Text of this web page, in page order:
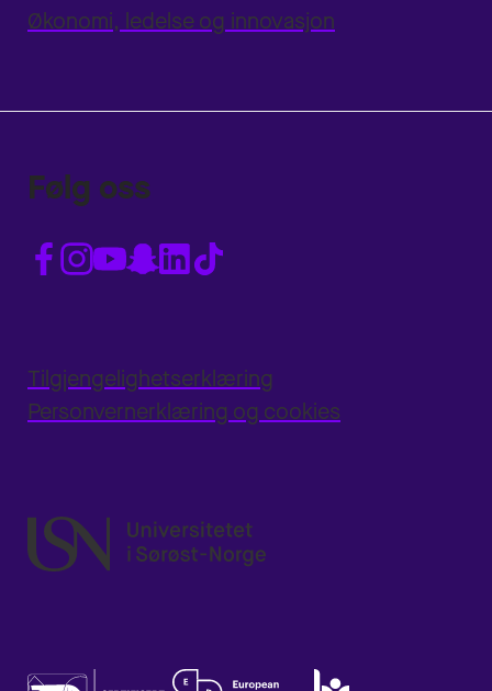
Økonomi, ledelse og innovasjon
Følg oss
Tilgjengelighetserklæring
Personvernerklæring og cookies